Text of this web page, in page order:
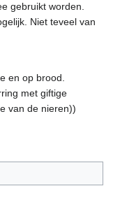
gebruikt worden.
Niet teveel van
en op brood.
met giftige
van de nieren))